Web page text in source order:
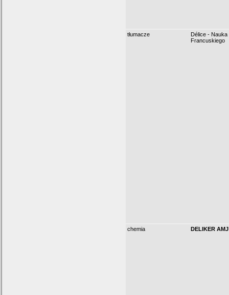
tłumacze
Délice -
Francuskiego
chemia DELIKER